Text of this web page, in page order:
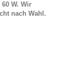
W. Wir
nach Wahl.